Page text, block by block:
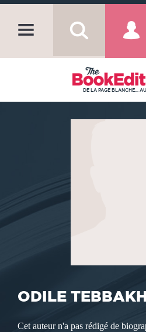
DE LA PAGE BLANCHE...
ODILE
Cet auteur n'a pas rédigé de